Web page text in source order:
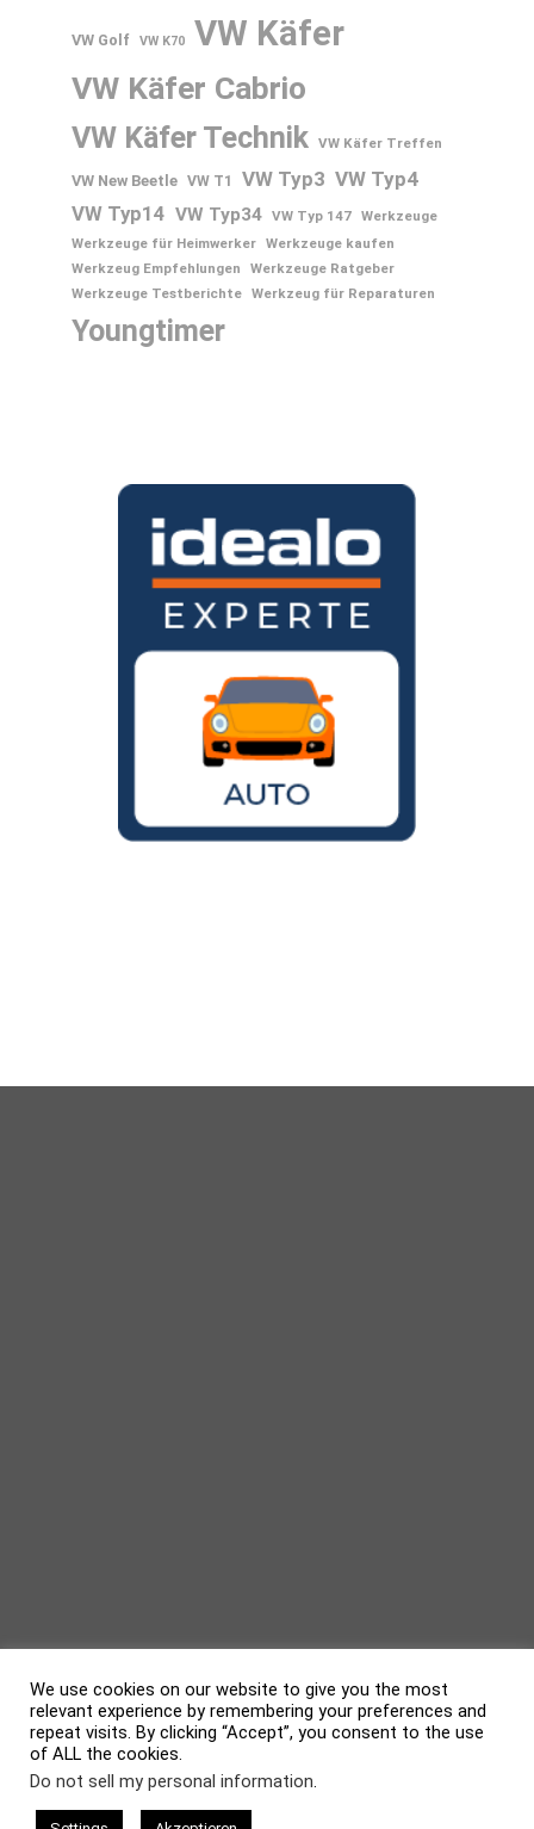
VW Golf VW K70 VW Käfer
VW Käfer Cabrio
VW Käfer Technik VW Käfer Treffen
VW New Beetle VW T1 VW Typ3 VW Typ4
VW Typ14 VW Typ34 VW Typ 147 Werkzeuge
Werkzeuge für Heimwerker Werkzeuge kaufen
Werkzeug Empfehlungen
Werkzeuge Ratgeber
Werkzeuge Testberichte Werkzeug für Reparaturen
Youngtimer
evolvetheme by Theme4Press • Powered by
We use cookies on our website to give you the most
relevant experience by remembering your preferences and
repeat visits. By clicking “Accept”, you consent to the use
of ALL the cookies.
Do not sell my personal information.